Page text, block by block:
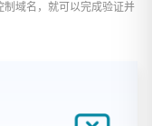
制域名，就可以完成验证并